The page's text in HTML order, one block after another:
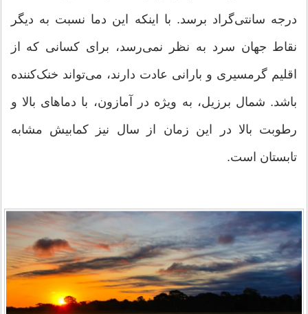
درجه سانتی‌گراد برسد. با اینکه این دما نسبت به دیگر
نقاط جهان سرد به نظر نمی‌رسد، برای کسانی که از
اقلیم گرمسیری و بارانی عادت دارند، می‌تواند خنک‌کننده
باشد. شمال برزیل، به ویژه در آمازون، با دماهای بالا و
رطوبت بالا در این زمان از سال نیز کمابیش مشابه
تابستان است.